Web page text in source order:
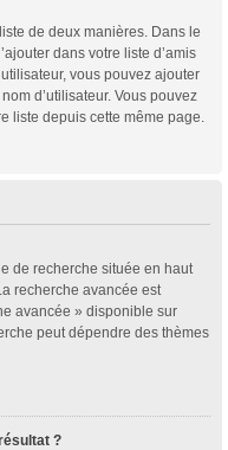
de deux manières. Dans le
dans votre liste d’amis
vous pouvez ajouter
d’utilisateur. Vous pouvez
liste depuis cette même page.
de recherche située en haut
recherche avancée est
avancée » disponible sur
peut dépendre des thèmes
?